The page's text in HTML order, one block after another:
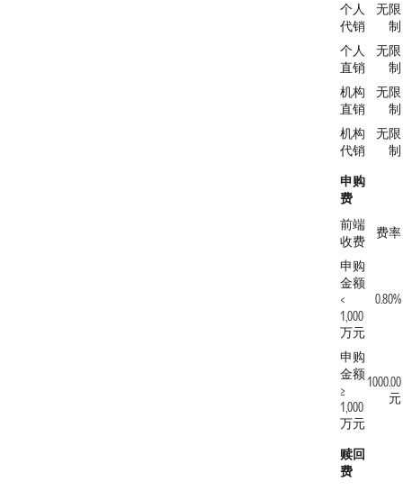
个人
代销
无限
制
个人
直销
无限
制
机构
直销
无限
制
机构
代销
无限
制
申购
费
前端
收费
费率
申购
金额
<
1,000
万元
0.80%
申购
金额
≥
1,000
万元
1000.00
元
赎回
费